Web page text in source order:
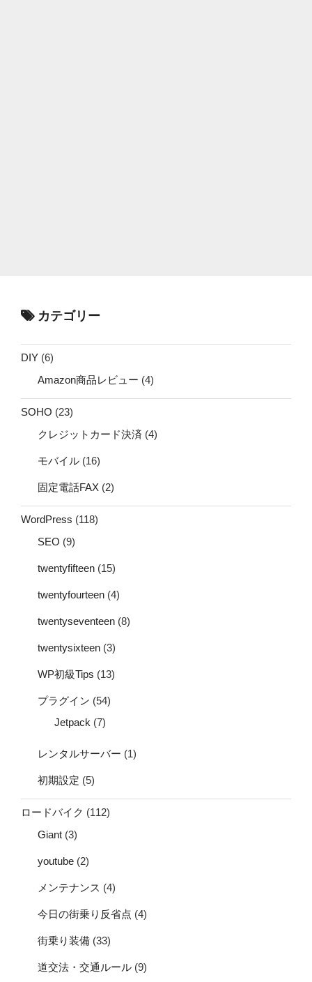
カテゴリー
DIY (6)
Amazon商品レビュー (4)
SOHO (23)
クレジットカード決済 (4)
モバイル (16)
固定電話FAX (2)
WordPress (118)
SEO (9)
twentyfifteen (15)
twentyfourteen (4)
twentyseventeen (8)
twentysixteen (3)
WP初級Tips (13)
プラグイン (54)
Jetpack (7)
レンタルサーバー (1)
初期設定 (5)
ロードバイク (112)
Giant (3)
youtube (2)
メンテナンス (4)
今日の街乗り反省点 (4)
街乗り装備 (33)
道交法・交通ルール (9)